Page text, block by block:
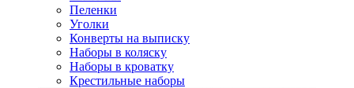
Пеленки
Уголки
Конверты на выписку
Наборы в коляску
Наборы в кроватку
Крестильные наборы